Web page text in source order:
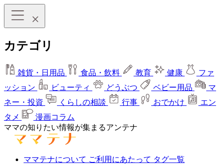
カテゴリ
雑貨・日用品 食品・飲料 教育 健康
ファ
ッション
ビューティ どうぶつ ベビー用品
マ
ネー・投資
くらしの相談 行事 おでかけ
エン
タメ
漫画コラム
ママの知りたい情報が集まるアンテナ
ママテナについて ご利用にあたって タグ一覧